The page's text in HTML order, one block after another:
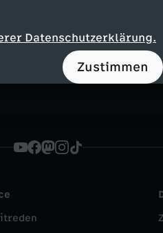
Datenschutzerklärung.
Zustimmen
ZDF-